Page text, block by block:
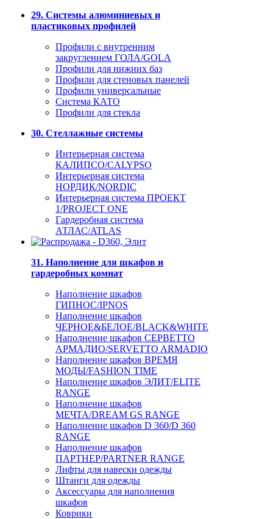
29. Системы алюминиевых и
пластиковых профилей
Профили с внутренним
закруглением ГОЛА/GOLA
Профили для нижних баз
Профили для стеновых панелей
Профили универсальные
Система КАТО
Профили для стекла
30. Стеллажные системы
Интерьерная система
КАЛИПСО/CALYPSO
Интерьерная система
НОРДИК/NORDIC
Интерьерная система ПРОЕКТ
1/PROJECT ONE
Гардеробная система
АТЛАС/ATLAS
31. Наполнение для шкафов и
гардеробных комнат
Наполнение шкафов
ГИПНОС/IPNOS
Наполнение шкафов
ЧЕРНОЕ&БЕЛОЕ/BLACK&WHITE
Наполнение шкафов СЕРВЕТТО
АРМАДИО/SERVETTO ARMADIO
Наполнение шкафов ВРЕМЯ
МОДЫ/FASHION TIME
Наполнение шкафов ЭЛИТ/ELITE
RANGE
Наполнение шкафов
МЕЧТА/DREAM GS RANGE
Наполнение шкафов D 360/D 360
RANGE
Наполнение шкафов
ПАРТНЕР/PARTNER RANGE
Лифты для навески одежды
Штанги для одежды
Аксессуары для наполнения
шкафов
Коврики